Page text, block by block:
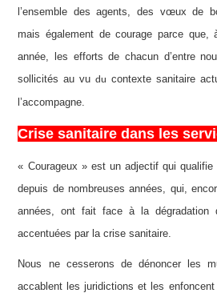
l’ensemble des agents, des vœux de
mais également de courage parce que,
année, les efforts de chacun d’entre
sollicités au vudu contexte sanitaire
l’accompagne.
Crise sanitaire dans les
« Courageux » est un adjectif qui
depuis de nombreuses années, qui,
années, ont fait face à la dégradation
accentuées par la crise sanitaire.
Nous ne cesserons de dénoncer les
accablent les juridictions et les